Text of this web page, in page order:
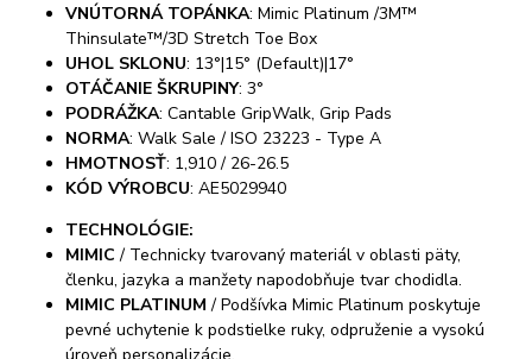
VNÚTORNÁ TOPÁNKA: Mimic Platinum /3M™
Thinsulate™/3D Stretch Toe Box
UHOL SKLONU: 13°|15° (Default)|17°
OTÁČANIE ŠKRUPINY: 3°
PODRÁŽKA: Cantable GripWalk, Grip Pads
NORMA: Walk Sale / ISO 23223 - Type A
HMOTNOSŤ: 1,910 / 26-26.5
KÓD VÝROBCU: AE5029940
TECHNOLÓGIE:
MIMIC / Technicky tvarovaný materiál v oblasti päty,
členku, jazyka a manžety napodobňuje tvar chodidla.
MIMIC PLATINUM / Podšívka Mimic Platinum poskytuje
pevné uchytenie k podstielke ruky, odpruženie a vysokú